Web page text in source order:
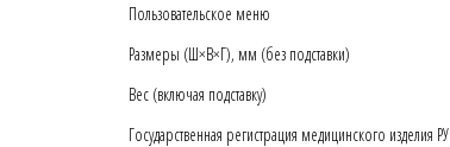
Пользовательское меню
Размеры (Ш×В×Г), мм (без подставки)
Вес (включая подставку)
Государственная регистрация медицинского изделия РУ